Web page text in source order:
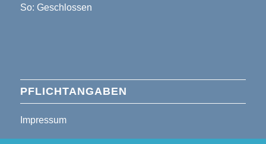
So: Geschlossen
PFLICHTANGABEN
Impressum